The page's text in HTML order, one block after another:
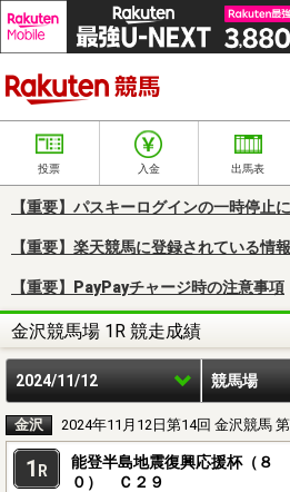
投票 入金 出馬表
【重要】パスキーログインの一時停止
【重要】楽天競馬に登録されている情
【重要】PayPayチャージ時の注意事項
金沢競馬場 1R 競走成績
2024/11/12 競馬場
金沢 2024年11月12日第14回 金沢競馬 第
1 R
能登半島地震復興応援杯（８
０） Ｃ２９